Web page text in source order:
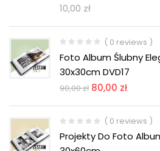
10,00 zł
( 0 reviews )
Foto Album Ślubny
30x30cm DVD17
90,00zł 80,00 zł
( 0 reviews )
Projekty Do Foto